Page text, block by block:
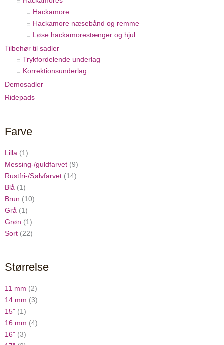
Hackamore
Hackamore næsebånd og remme
Løse hackamorestænger og hjul
Tilbehør til sadler
Trykfordelende underlag
Korrektionsunderlag
Demosadler
Ridepads
Farve
Lilla (1)
Messing-/guldfarvet (9)
Rustfri-/Sølvfarvet (14)
Blå (1)
Brun (10)
Grå (1)
Grøn (1)
Sort (22)
Størrelse
11 mm (2)
14 mm (3)
15" (1)
16 mm (4)
16" (3)